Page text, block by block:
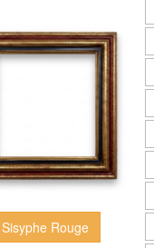
Sisyphe Rouge